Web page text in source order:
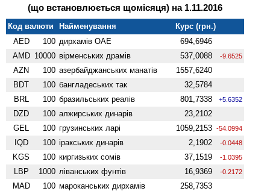
(що встановлюється щомісяця) на 1.11.2016
Код валюти Найменування
Курс (грн.)
AED
100 дирхамів ОАЕ
694,6946
AMD 10000 вiрменських драмів 537,0088 -9.6525
AZN 100 азербайджанських манатів
1557,6240
BDT
100 бангладеських так
32,5784
BRL
100 бразильських реалів 801,7338 +5.6352
DZD 100 алжирських динарів
23,2102
GEL
100 грузинських ларі 1059,2153 -54.0994
IQD 100 іракських динарів 2,1902 -0.0448
KGS 100 киргизьких сомів 37,1519 -1.0395
LBP 1000 ліванських фунтів 16,9369 -0.2172
MAD 100 мароканських дирхамів
258,7353